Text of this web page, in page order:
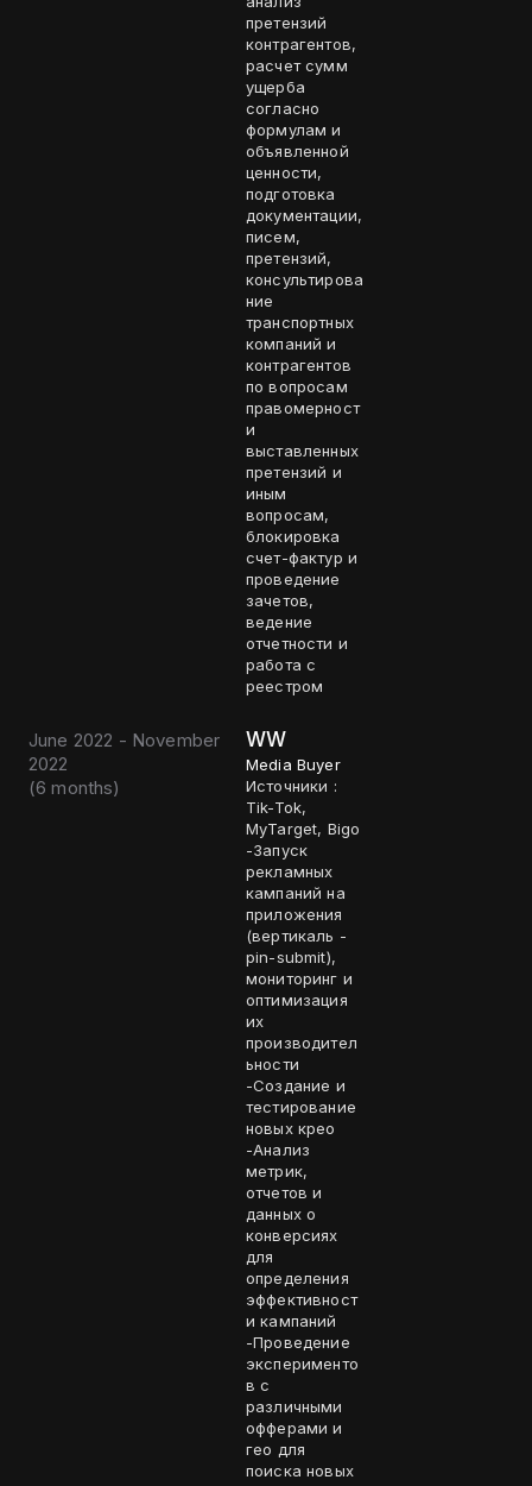
претензий
контрагентов,
расчет сумм
ущерба
согласно
формулам и
объявленной
ценности,
подготовка
документации,
писем,
претензий,
консультирова
ние
транспортных
компаний и
контрагентов
по вопросам
правомерност
и
выставленных
претензий и
иным
вопросам,
блокировка
счет-фактур и
проведение
зачетов,
ведение
отчетности и
работа с
реестром
June 2022 - November
2022
(6 months)
WW
Media Buyer
Источники :
Tik-Tok,
MyTarget, Bigo
-Запуск
рекламных
кампаний на
приложения
(вертикаль -
pin-submit),
мониторинг и
оптимизация
их
производител
ьности
-Создание и
тестирование
новых крео
-Анализ
метрик,
отчетов и
данных о
конверсиях
для
определения
эффективност
и кампаний
-Проведение
эксперименто
в с
различными
офферами и
гео для
поиска новых